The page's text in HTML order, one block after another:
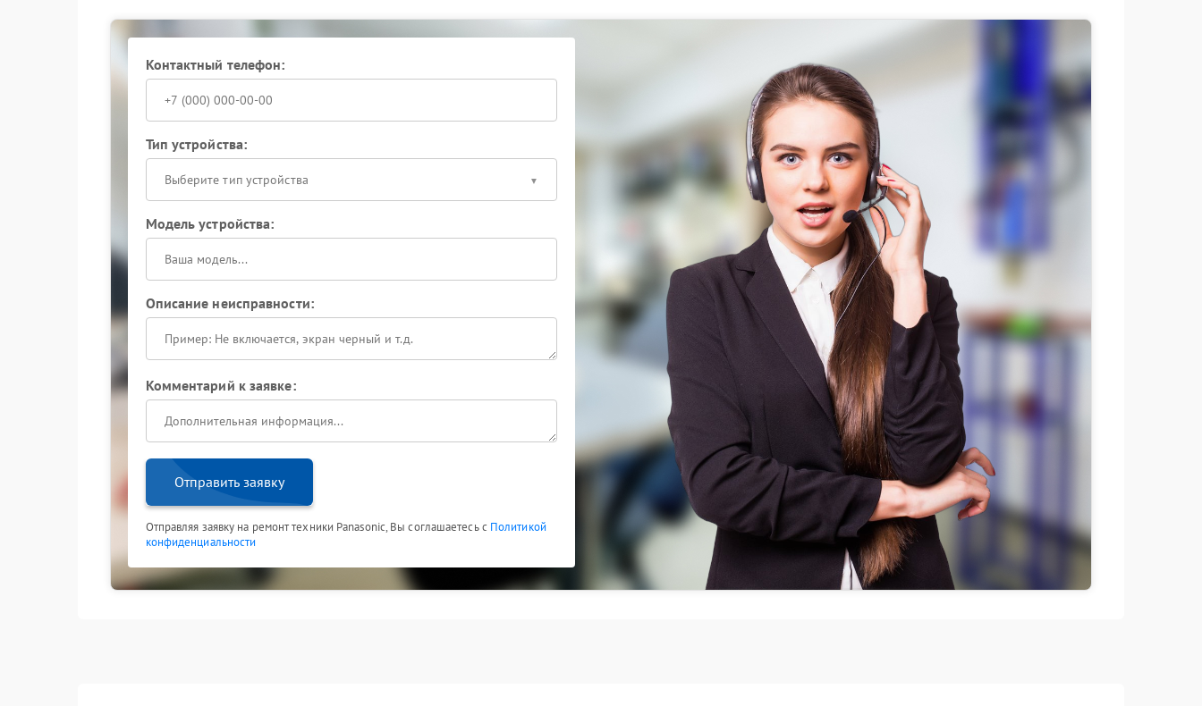
Контактный телефон:
Тип устройства:
Выберите тип устройства
Модель устройства:
Описание неисправности:
Комментарий к заявке:
Отправить заявку
Отправляя заявку на ремонт техники Panasonic, Вы соглашаетесь с Политикой
конфиденциальности